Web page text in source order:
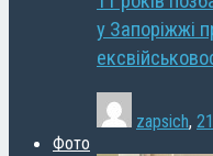
у Запоріжжі
zapsich,
Фото